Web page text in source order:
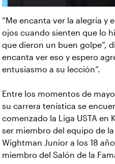
“Me encanta ver la alegría y
ojos cuando sienten que lo
que dieron un buen golpe”,
encanta ver eso y espero
entusiasmo a su lección”.
Entre los momentos de
su carrera tenística se
comenzado la Liga USTA en
ser miembro del equipo de
Wightman Junior a los 18
miembro del Salón de la